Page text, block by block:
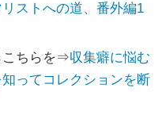
ストへの道、番外編1
こちらを⇒収集癖に悩む
ってコレクションを断